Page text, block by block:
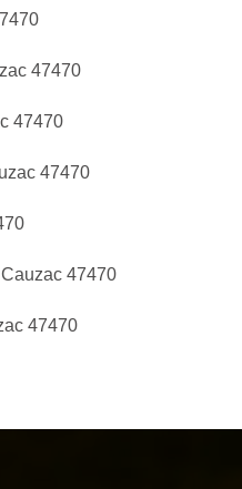
47470
47470
47470
47470
47470